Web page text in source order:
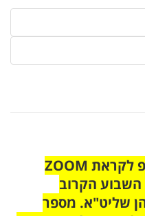
הצטרפו לקבוצת הוואטסאפ לקראת ZOOM
הקרוב
שליט"א. מספר